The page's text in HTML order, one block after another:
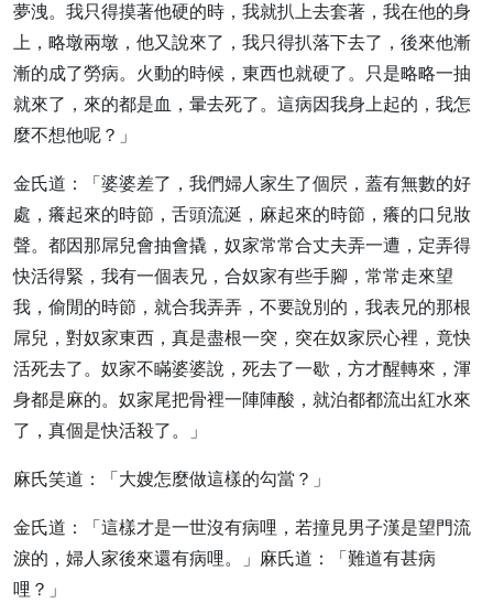
夢洩。我只得摸著他硬的時，我就扒上去套著，我在他的身
上，略墩兩墩，他又說來了，我只得扒落下去了，後來他漸
漸的成了勞病。火動的時候，東西也就硬了。只是略略一抽
就來了，來的都是血，暈去死了。這病因我身上起的，我怎
麼不想他呢？」
金氏道：「婆婆差了，我們婦人家生了個屄，蓋有無數的好
處，癢起來的時節，舌頭流涎，麻起來的時節，癢的口兒妝
聲。都因那屌兒會抽會撬，奴家常常合丈夫弄一遭，定弄得
快活得緊，我有一個表兄，合奴家有些手腳，常常走來望
我，偷閒的時節，就合我弄弄，不要說別的，我表兄的那根
屌兒，對奴家東西，真是盡根一突，突在奴家屄心裡，竟快
活死去了。奴家不瞞婆婆說，死去了一歇，方才醒轉來，渾
身都是麻的。奴家尾把骨裡一陣陣酸，就泊都都流出紅水來
了，真個是快活殺了。」
麻氏笑道：「大嫂怎麼做這樣的勾當？」
金氏道：「這樣才是一世沒有病哩，若撞見男子漢是望門流
淚的，婦人家後來還有病哩。」麻氏道：「難道有甚病
哩？」